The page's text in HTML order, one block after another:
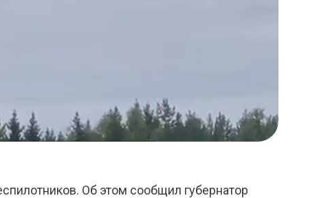
Об этом сообщил губернатор